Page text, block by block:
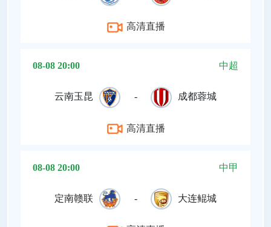
高清直播
08-08 20:00 中超
云南玉昆 - 成都蓉城
高清直播
08-08 20:00 中甲
定南赣联 - 大连鲲城